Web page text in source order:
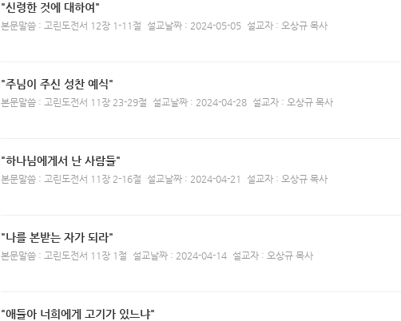
"신령한 것에 대하여"
본문말씀 : 고린도전서 12장 1-11절 설교날짜 : 2024-05-05 설교자 : 오상규 목사
"주님이 주신 성찬 예식"
본문말씀 : 고린도전서 11장 23-29절 설교날짜 : 2024-04-28 설교자 : 오상규 목사
"하나님에게서 난 사람들"
본문말씀 : 고린도전서 11장 2-16절 설교날짜 : 2024-04-21 설교자 : 오상규 목사
"나를 본받는 자가 되라"
본문말씀 : 고린도전서 11장 1절 설교날짜 : 2024-04-14 설교자 : 오상규 목사
"애들아 너희에게 고기가 있느냐"